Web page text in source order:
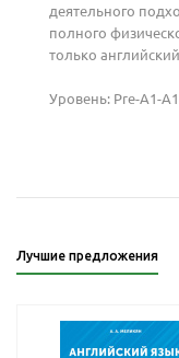
деятельного
полного
только
Уровень: Pre-A1-
Лучшие предложения